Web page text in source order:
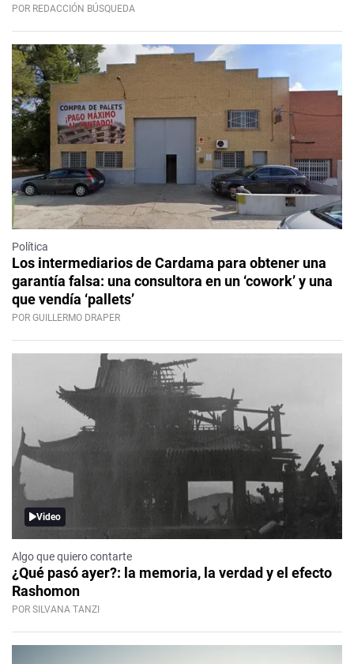
POR REDACCIÓN BÚSQUEDA
Política
Los intermediarios de Cardama para obtener una
garantía falsa: una consultora en un ‘cowork’ y una
que vendía ‘pallets’
POR GUILLERMO DRAPER
Video
Algo que quiero contarte
¿Qué pasó ayer?: la memoria, la verdad y el efecto
Rashomon
POR SILVANA TANZI